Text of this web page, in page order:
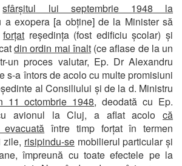
sfârșitul lui septembrie 1948 la
a exopera [a obține] de la Minister să
forțat reședința (fost edificiu școlar) și
din ordin mai înalt(ce aflase de la un
un proces valutar, Ep. Dr Alexandru
s-a întors de acolo cu multe promisiuni
al Consiliului și de la d. Ministru
11 octombrie 1948, deodată cu Ep.
avionul la Cluj, a aflat acolo că
între timp forțat în termen
zile, risipindu-semobilierul particular și
împreună cu toate efectele pe la